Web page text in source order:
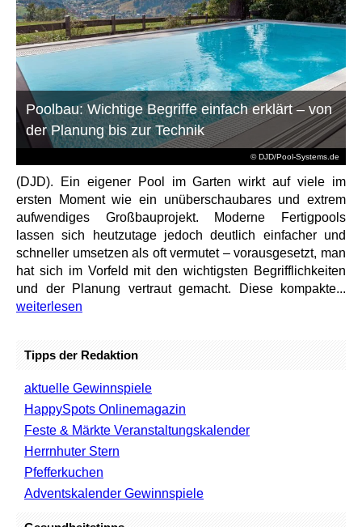
© DJD/Pool-Systems.de
Poolbau: Wichtige Begriffe einfach erklärt – von
der Planung bis zur Technik
(DJD). Ein eigener Pool im Garten wirkt auf viele im
ersten Moment wie ein unüberschaubares und extrem
aufwendiges Großbauprojekt. Moderne Fertigpools
lassen sich heutzutage jedoch deutlich einfacher und
schneller umsetzen als oft vermutet – vorausgesetzt, man
hat sich im Vorfeld mit den wichtigsten Begrifflichkeiten
und der Planung vertraut gemacht. Diese kompakte...
weiterlesen
Tipps der Redaktion
aktuelle Gewinnspiele
HappySpots Onlinemagazin
Feste & Märkte Veranstaltungskalender
Herrnhuter Stern
Pfefferkuchen
Adventskalender Gewinnspiele